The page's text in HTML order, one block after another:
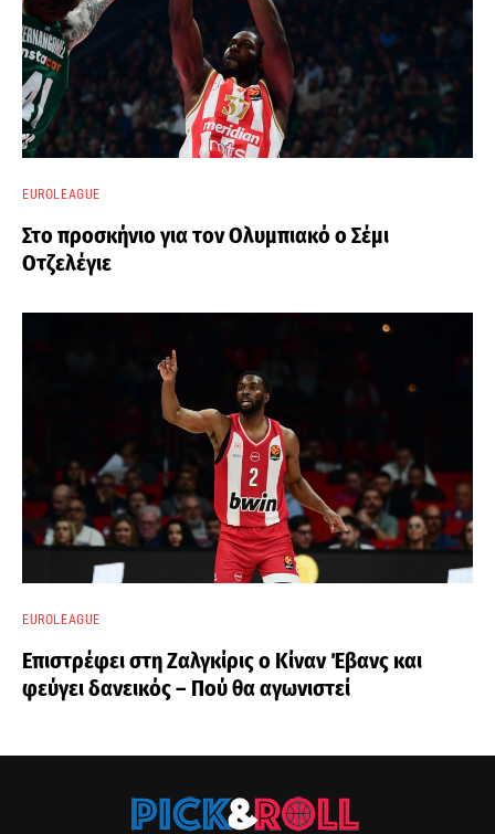
EUROLEAGUE
Στο προσκήνιο για τον Ολυμπιακό ο Σέμι
Οτζελέγιε
EUROLEAGUE
Επιστρέφει στη Ζαλγκίρις ο Κίναν Έβανς και
φεύγει δανεικός – Πού θα αγωνιστεί